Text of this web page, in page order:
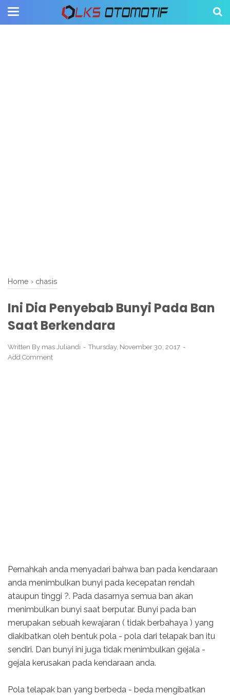
Home › chasis
Ini Dia Penyebab Bunyi Pada Ban
Saat Berkendara
Written By mas Juliandi
Thursday, November 30, 2017
Add Comment
Pernahkah anda menyadari bahwa ban pada kendaraan
anda menimbulkan bunyi pada kecepatan rendah
ataupun tinggi ?. Pada dasarnya semua ban akan
menimbulkan bunyi saat berputar. Bunyi pada ban
merupakan sebuah kewajaran ( tidak berbahaya ) yang
diakibatkan oleh bentuk pola - pola dari telapak ban itu
sendiri. Dan bunyi ini juga tidak menimbulkan gejala -
gejala kerusakan pada kendaraan anda.
Pola telapak ban yang berbeda - beda mengibatkan